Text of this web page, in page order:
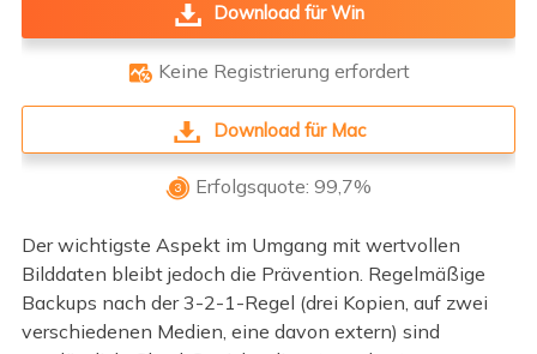
Download für Win
 Keine Registrierung erfordert
Download für Mac
 Erfolgsquote: 99,7%
Der wichtigste Aspekt im Umgang mit wertvollen
Bilddaten bleibt jedoch die Prävention. Regelmäßige
Backups nach der 3-2-1-Regel (drei Kopien, auf zwei
verschiedenen Medien, eine davon extern) sind